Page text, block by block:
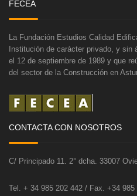
FECEA
La Fundación Estudios Calidad
Institución de carácter privado, y
el 12 de septiembre de 1989 y que
del sector de la Construcción en
CONTACTA CON NOSOTROS
C/ Principado 11. 2° dcha. 33007
Tel. + 34 985 202 442 / Fax. +34 985